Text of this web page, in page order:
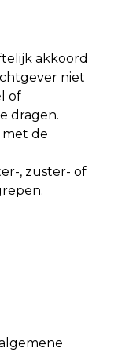
akkoord
niet
of
dragen.
de
, zuster- of